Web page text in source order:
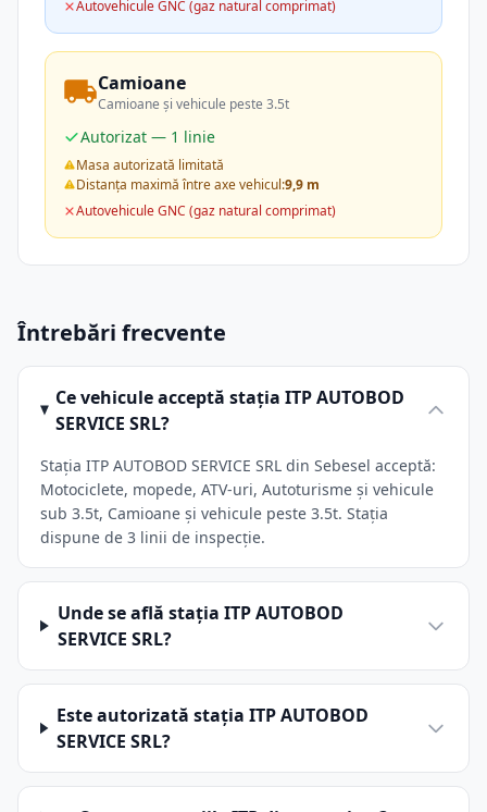
Autovehicule GNC (gaz natural comprimat)
Camioane
Camioane și vehicule peste 3.5t
Autorizat — 1 linie
Masa autorizată limitată
Distanța maximă între axe vehicul:9,9 m
Autovehicule GNC (gaz natural comprimat)
Întrebări frecvente
Ce vehicule acceptă stația ITP AUTOBOD
SERVICE SRL?
Stația ITP AUTOBOD SERVICE SRL din Sebesel acceptă:
Motociclete, mopede, ATV-uri, Autoturisme și vehicule
sub 3.5t, Camioane și vehicule peste 3.5t. Stația
dispune de 3 linii de inspecție.
Unde se află stația ITP AUTOBOD
SERVICE SRL?
Este autorizată stația ITP AUTOBOD
SERVICE SRL?